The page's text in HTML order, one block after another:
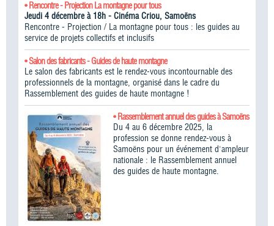
• Rencontre - Projection La montagne pour tous
Jeudi 4 décembre à 18h - Cinéma Criou, Samoëns
Rencontre - Projection / La montagne pour tous : les guides au
service de projets collectifs et inclusifs
• Salon des fabricants - Guides de haute montagne
Le salon des fabricants est le rendez-vous incontournable des
professionnels de la montagne, organisé dans le cadre du
Rassemblement des guides de haute montagne !​
• Rassemblement annuel des guides à Samoëns
Du 4 au 6 décembre 2025, la
profession se donne rendez-vous à
Samoëns pour un événement d'ampleur
nationale : le Rassemblement annuel
des guides de haute montagne.